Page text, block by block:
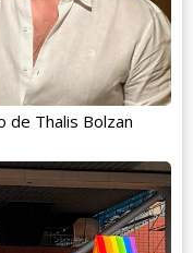
de Thalis Bolzan